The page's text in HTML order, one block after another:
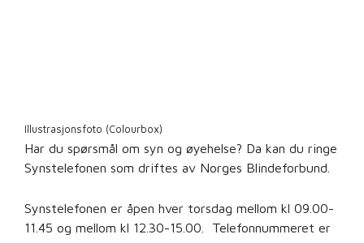
Illustrasjonsfoto (Colourbox)
Har du spørsmål om syn og øyehelse? Da kan du ringe
Synstelefonen som driftes av Norges Blindeforbund.
Synstelefonen er åpen hver torsdag mellom kl 09.00-
11.45 og mellom kl 12.30-15.00. Telefonnummeret er